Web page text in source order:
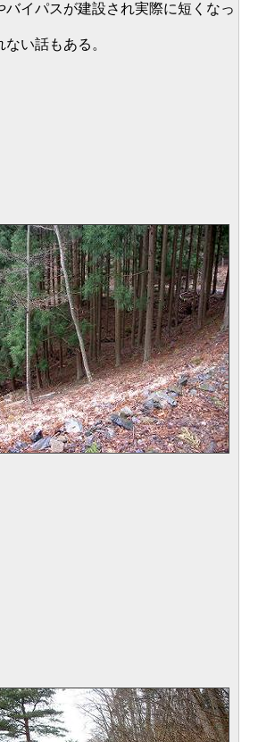
イパスが建設され実際に短くなっ
い話もある。